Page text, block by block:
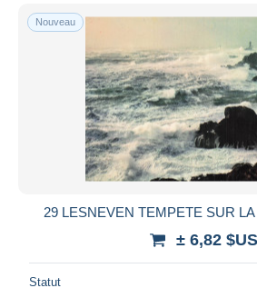
Nouveau
29 LESNEVEN TEMPETE SUR
± 6,82 $US
Statut